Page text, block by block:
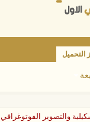
التحميل
والتصوير الفوتوغرافي